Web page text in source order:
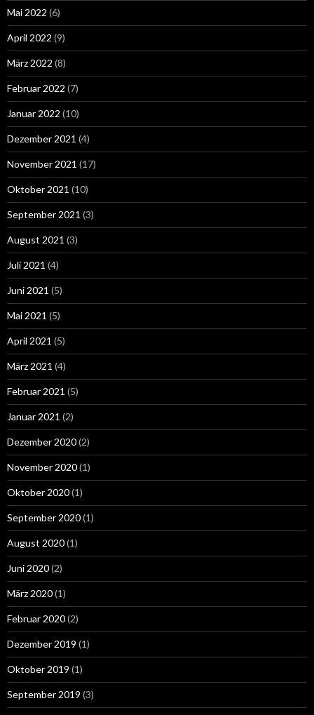
Mai 2022 (6)
April 2022 (9)
März 2022 (8)
Februar 2022 (7)
Januar 2022 (10)
Dezember 2021 (4)
November 2021 (17)
Oktober 2021 (10)
September 2021 (3)
August 2021 (3)
Juli 2021 (4)
Juni 2021 (5)
Mai 2021 (5)
April 2021 (5)
März 2021 (4)
Februar 2021 (5)
Januar 2021 (2)
Dezember 2020(2)
November 2020(1)
Oktober 2020(1)
September 2020(1)
August 2020(1)
Juni 2020(2)
März 2020(1)
Februar 2020(2)
Dezember 2019 (1)
Oktober 2019 (1)
September 2019 (3)